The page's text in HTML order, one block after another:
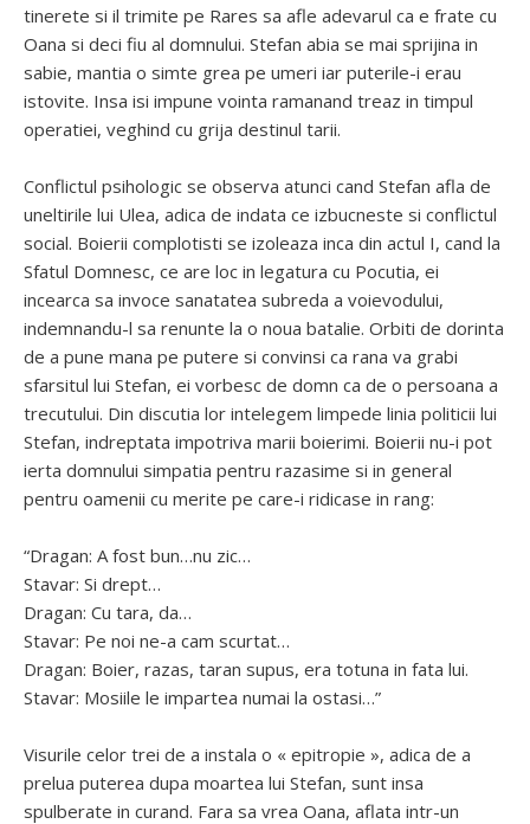
tinerete si il trimite pe Rares sa afle adevarul ca e frate cu
Oana si deci fiu al domnului. Stefan abia se mai sprijina in
sabie, mantia o simte grea pe umeri iar puterile-i erau
istovite. Insa isi impune vointa ramanand treaz in timpul
operatiei, veghind cu grija destinul tarii.
Conflictul psihologic se observa atunci cand Stefan afla de
uneltirile lui Ulea, adica de indata ce izbucneste si conflictul
social. Boierii complotisti se izoleaza inca din actul I, cand la
Sfatul Domnesc, ce are loc in legatura cu Pocutia, ei
incearca sa invoce sanatatea subreda a voievodului,
indemnandu-l sa renunte la o noua batalie. Orbiti de dorinta
de a pune mana pe putere si convinsi ca rana va grabi
sfarsitul lui Stefan, ei vorbesc de domn ca de o persoana a
trecutului. Din discutia lor intelegem limpede linia politicii lui
Stefan, indreptata impotriva marii boierimi. Boierii nu-i pot
ierta domnului simpatia pentru razasime si in general
pentru oamenii cu merite pe care-i ridicase in rang:
“Dragan: A fost bun…nu zic…
Stavar: Si drept…
Dragan: Cu tara, da…
Stavar: Pe noi ne-a cam scurtat…
Dragan: Boier, razas, taran supus, era totuna in fata lui.
Stavar: Mosiile le impartea numai la ostasi…”
Visurile celor trei de a instala o « epitropie », adica de a
prelua puterea dupa moartea lui Stefan, sunt insa
spulberate in curand. Fara sa vrea Oana, aflata intr-un